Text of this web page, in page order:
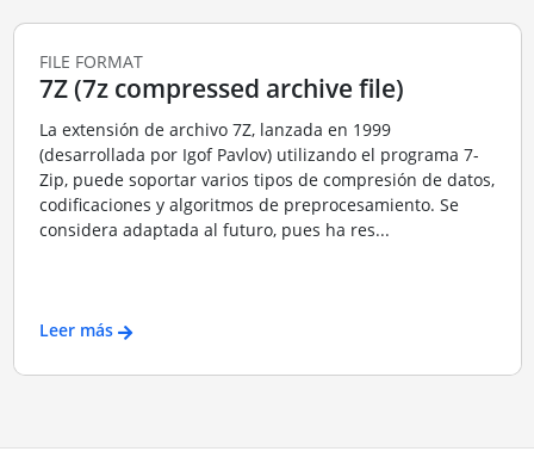
FILE FORMAT
7Z (7z compressed archive file)
La extensión de archivo 7Z, lanzada en 1999
(desarrollada por Igof Pavlov) utilizando el programa 7-
Zip, puede soportar varios tipos de compresión de datos,
codificaciones y algoritmos de preprocesamiento. Se
considera adaptada al futuro, pues ha res...
Leer más